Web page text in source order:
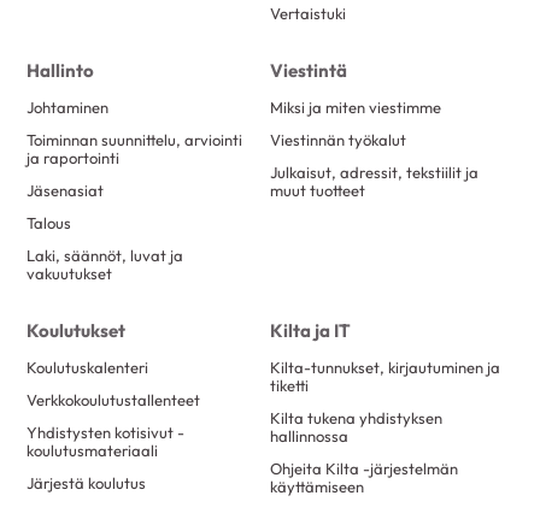
Vertaistuki
Hallinto
Johtaminen
Toiminnan suunnittelu, arviointi
ja raportointi
Jäsenasiat
Talous
Laki, säännöt, luvat ja
vakuutukset
Viestintä
Miksi ja miten viestimme
Viestinnän työkalut
Julkaisut, adressit, tekstiilit ja
muut tuotteet
Koulutukset
Koulutuskalenteri
Verkkokoulutustallenteet
Yhdistysten kotisivut -
koulutusmateriaali
Järjestä koulutus
Kilta ja IT
Kilta-tunnukset, kirjautuminen ja
tiketti
Kilta tukena yhdistyksen
hallinnossa
Ohjeita Kilta -järjestelmän
käyttämiseen